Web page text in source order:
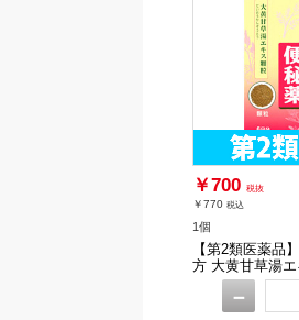
￥700 税抜
￥770 税込
1個
【第2類医薬品
方 大黄甘草湯
－